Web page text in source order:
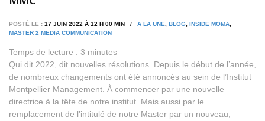
POSTÉ LE : 17 JUIN 2022 À 12 H 00 MIN / A LA UNE, BLOG, INSIDE MOMA,
MASTER 2 MEDIA COMMUNICATION
Temps de lecture : 3 minutes
Qui dit 2022, dit nouvelles résolutions. Depuis le début de l’année,
de nombreux changements ont été annoncés au sein de l’Institut
Montpellier Management. À commencer par une nouvelle
directrice à la tête de notre institut. Mais aussi par le
remplacement de l’intitulé de notre Master par un nouveau,